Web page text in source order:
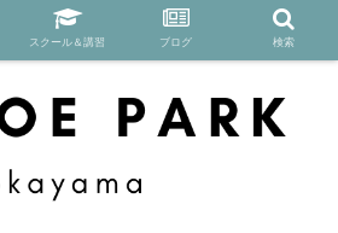
スクール＆講習 ブログ 検索